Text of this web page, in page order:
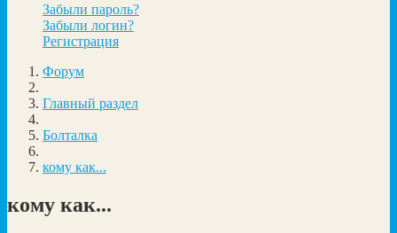
Забыли пароль?
Забыли логин?
Регистрация
Форум
Главный раздел
Болталка
кому как...
кому как...